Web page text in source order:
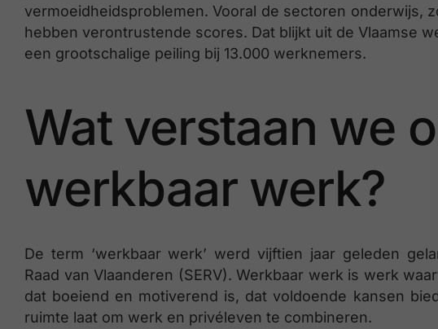
vermoeidheidsproblemen. Vooral de sectoren onderwijs,
hebben verontrustende scores. Dat blijkt uit de Vlaamse
een grootschalige peiling bij 13.000 werknemers.
Wat verstaan we
werkbaar werk?
De term ‘werkbaar werk’ werd vijftien jaar geleden
Raad van Vlaanderen (SERV). Werkbaar werk is werk
dat boeiend en motiverend is, dat voldoende kansen
ruimte laat om werk en privéleven te combineren.